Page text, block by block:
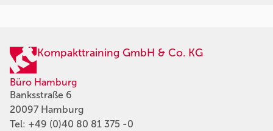
Kompakttraining GmbH & Co. KG
Büro Hamburg
Banksstraße 6
20097 Hamburg
Tel: +49 (0)40 80 81 375 -0